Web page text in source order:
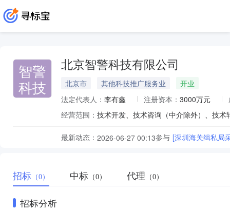
智警
科技
北京智警科技有限公司
北京市 其他科技推广服务业
开业
法定代表人： 李有鑫 注册资本： 3000万元
经营范围：
最新动态： 2026-06-27 00:13参与 [深圳海关缉私局
招标 （0） 中标 （0） 代理 （0）
招标分析